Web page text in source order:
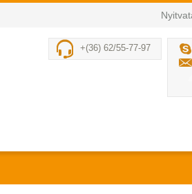
+(36) 62/55-77-97